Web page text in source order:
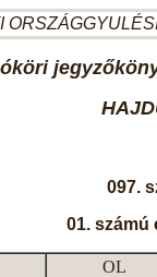
097.
01. számú
OL